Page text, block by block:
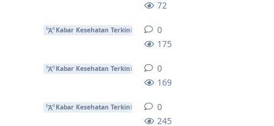
72
Kabar Kesehatan Terkini
175
0
Kabar Kesehatan Terkini
169
0
Kabar Kesehatan Terkini
245
0